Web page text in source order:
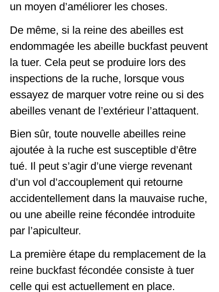
un moyen d’améliorer les choses.
De même, si la reine des abeilles est
endommagée les abeille buckfast peuvent
la tuer. Cela peut se produire lors des
inspections de la ruche, lorsque vous
essayez de marquer votre reine ou si des
abeilles venant de l’extérieur l’attaquent.
Bien sûr, toute nouvelle abeilles reine
ajoutée à la ruche est susceptible d’être
tué. Il peut s’agir d’une vierge revenant
d’un vol d’accouplement qui retourne
accidentellement dans la mauvaise ruche,
ou une abeille reine fécondée introduite
par l’apiculteur.
La première étape du remplacement de la
reine buckfast fécondée consiste à tuer
celle qui est actuellement en place.